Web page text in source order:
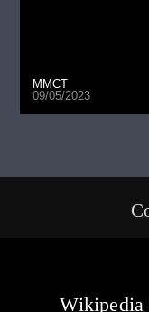
MMCT
09/05/2023
Wikipedia